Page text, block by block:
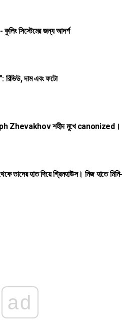
কুলিং সিস্টেমের জন্য আদর্শ
রিভিউ, দাম এবং ফটো
Zhevakhov শহীদ মুখে canonized।
তাদের হাত দিয়ে গ্রিনহাউস। নিজ হাতে মিনি-
ad